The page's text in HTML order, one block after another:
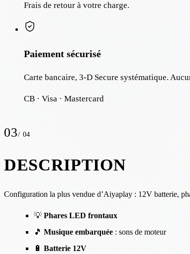
Frais de retour à votre charge.
Paiement sécurisé
Carte bancaire, 3-D Secure systématique.
CB · Visa · Mastercard
03/ 04
DESCRIPTION
Configuration la plus vendue d’Aiyaplay : 12V batterie,
💡 Phares LED frontaux
🎵 Musique embarquée : sons de moteur
🔋 Batterie 12V